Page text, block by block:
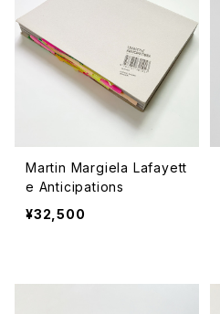
Martin Margiela Lafayett
e Anticipations
¥32,500